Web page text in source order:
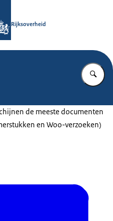
Rijksoverheid
de meeste documenten
en Woo-verzoeken)